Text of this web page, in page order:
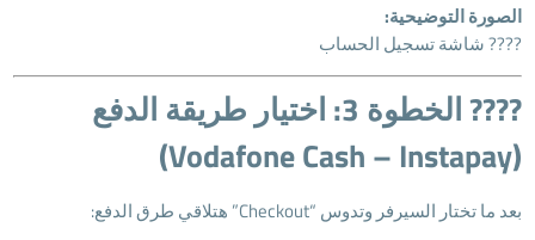
الصورة التوضيحية:
???? شاشة تسجيل الحساب
???? الخطوة 3: اختيار طريقة الدفع
(Vodafone Cash – Instapay)
بعد ما تختار السيرفر وتدوس “Checkout” هتلاقي طرق الدفع: